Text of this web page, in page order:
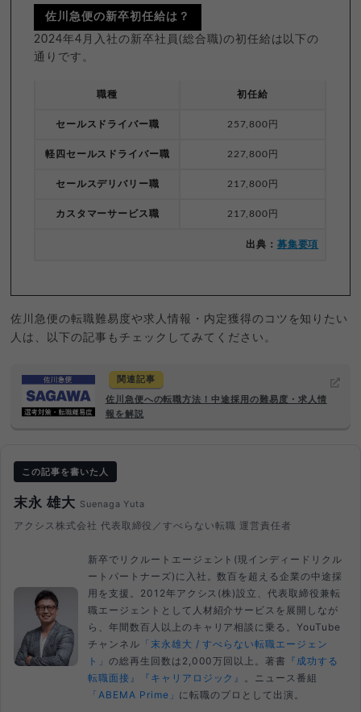
佐川急便の新卒初任給は？
2024年4月入社の新卒社員(総合職)の初任給は以下の
通りです。
職種 初任給
セールスドライバー職 257,800円
軽四セールスドライバー職 227,800円
セールスデリバリー職 217,800円
カスタマーサービス職 217,800円
出典： 募集要項
佐川急便の転職難易度や求人情報・内定獲得のコツを知りたい
人は、以下の記事もチェックしてみてください。
関連記事
佐川急便への転職方法！中途採用の難易度・求人情
報を解説
この記事を書いた人
末永 雄大 Suenaga Yuta
アクシス株式会社 代表取締役／すべらない転職 運営責任者
新卒でリクルートエージェント(現インディードリクル
ートパートナーズ)に入社。数百を超える企業の中途採
用を支援。2012年アクシス(株)設立、代表取締役兼転
職エージェントとして人材紹介サービスを展開しなが
ら、年間数百人以上のキャリア相談に乗る。YouTube
チャンネル 「末永雄大 / すべらない転職エージェン
ト」 の総再生回数は2,000万回以上。著書 『成功する
転職面接』
『キャリアロジック』
。ニュース番組
「ABEMA Prime」 に転職のプロとして出演。